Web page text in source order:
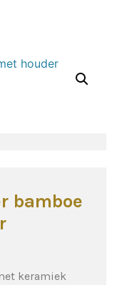
bamboe
keramiek